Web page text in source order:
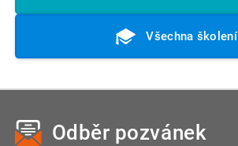
Všechna školení
Odběr pozvánek